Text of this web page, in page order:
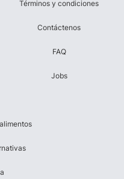
Términos y condiciones
Contáctenos
FAQ
Jobs